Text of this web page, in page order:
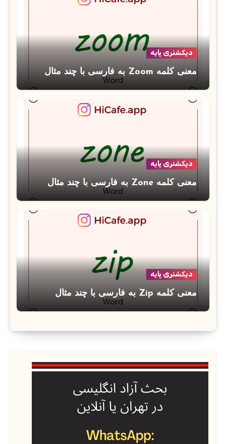
دیکشنری پایه
معنی کلمه Zoom به فارسی با چند مثال
دیکشنری پایه
معنی کلمه Zone به فارسی با چند مثال
دیکشنری پایه
معنی کلمه Zip به فارسی با چند مثال